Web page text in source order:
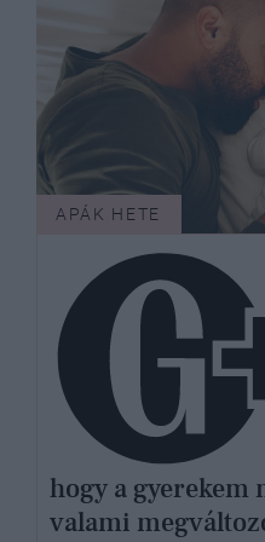
APÁK HETE
hogy a gyerekem
valami